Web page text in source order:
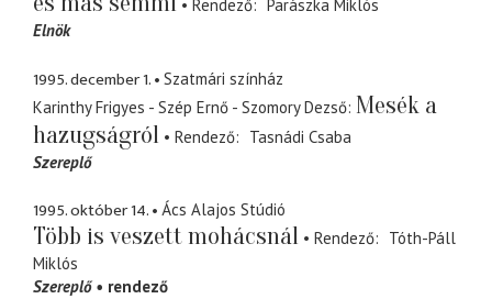
Rendező
Parászka Miklós
Elnök
1995. december 1.
Szatmári színház
Karinthy Frigyes - Szép Ernő - Szomory Dezső Mesék a
hazugságról
Rendező
Tasnádi Csaba
Szereplő
1995. október 14. Ács Alajos Stúdió
Több is veszett mohácsnál Rendező
Tóth-Páll
Miklós
Szereplő
rendező